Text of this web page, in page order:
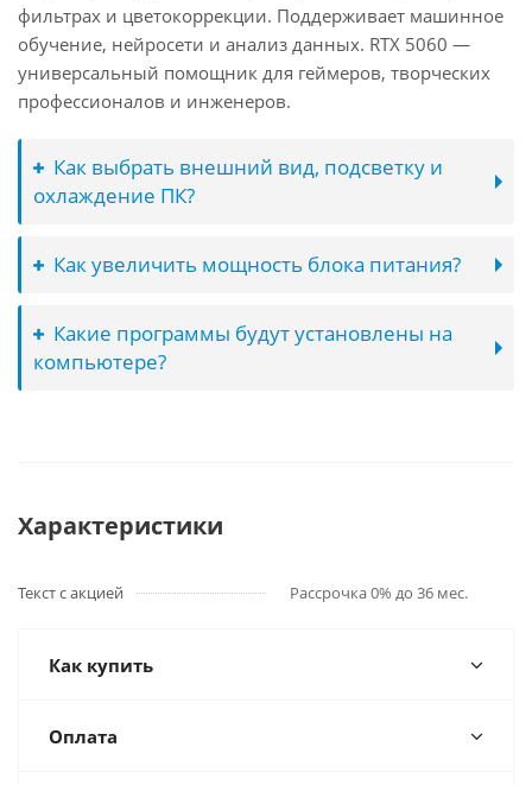
фильтрах и цветокоррекции. Поддерживает машинное
обучение, нейросети и анализ данных. RTX 5060 —
универсальный помощник для геймеров, творческих
профессионалов и инженеров.
Как выбрать внешний вид, подсветку и
охлаждение ПК?
Как увеличить мощность блока питания?
Какие программы будут установлены на
компьютере?
Характеристики
Текст с акцией Рассрочка 0% до 36 мес.
Как купить
Оплата